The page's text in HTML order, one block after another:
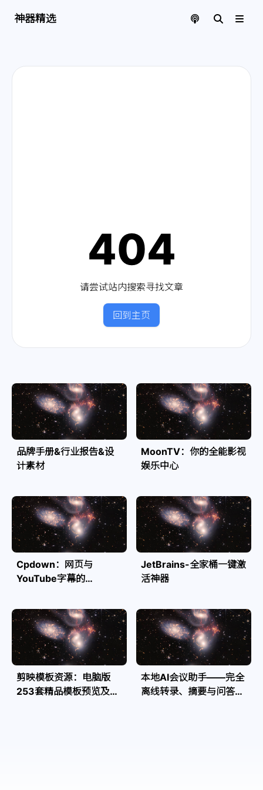
神器精选
404
请尝试站内搜索寻找文章
回到主页
品牌手册&行业报告&设
计素材
MoonTV：你的全能影视
娱乐中心
Cpdown：网页与
YouTube字幕的
JetBrains-全家桶一键激
活神器
剪映模板资源：电脑版
253套精品模板预览及源
本地AI会议助手——完全
离线转录、摘要与问答，